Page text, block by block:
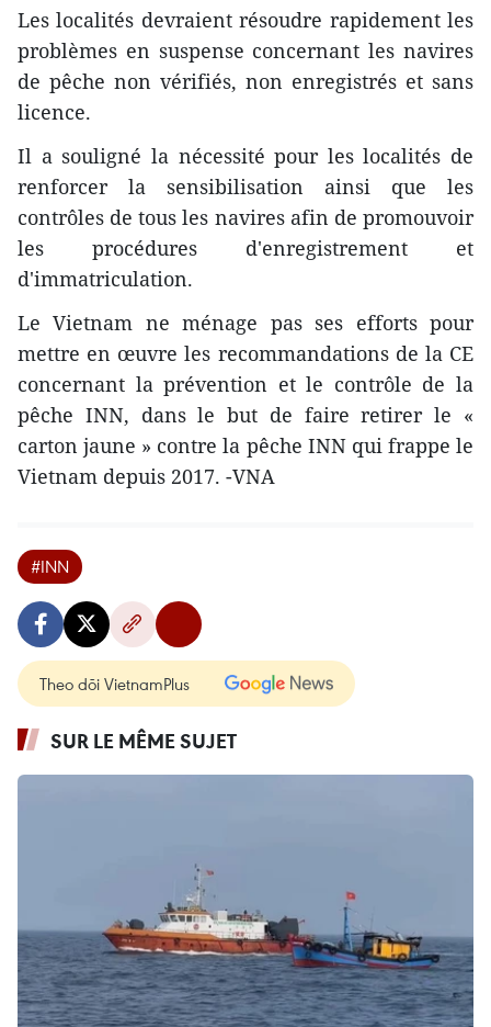
Les localités devraient résoudre rapidement les
problèmes en suspense concernant les navires
de pêche non vérifiés, non enregistrés et sans
licence.
Il a souligné la nécessité pour les localités de
renforcer la sensibilisation ainsi que les
contrôles de tous les navires afin de promouvoir
les procédures d'enregistrement et
d'immatriculation.
Le Vietnam ne ménage pas ses efforts pour
mettre en œuvre les recommandations de la CE
concernant la prévention et le contrôle de la
pêche INN, dans le but de faire retirer le «
carton jaune » contre la pêche INN qui frappe le
Vietnam depuis 2017. -VNA
#INN
Theo dõi VietnamPlus
SUR LE MÊME SUJET